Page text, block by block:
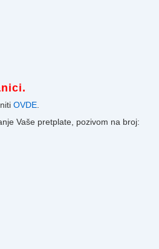
OVDE.
Vaše pretplate, pozivom na broj: